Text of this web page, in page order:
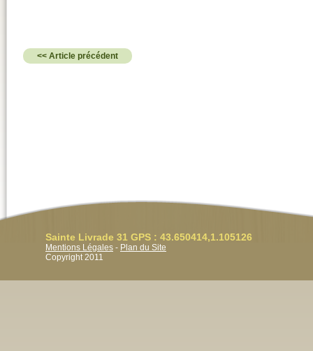
<< Article précédent
Sainte Livrade 31 GPS : 43.650414,1.105126
Mentions Légales - Plan du Site
Copyright 2011